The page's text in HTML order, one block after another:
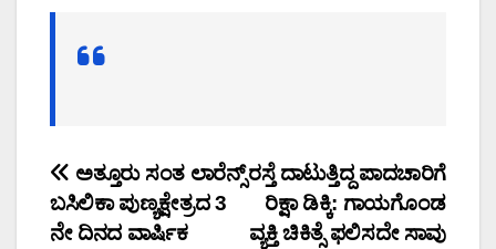
Post
navigation
ರಸ್ತೆ ದಾಟುತ್ತಿದ್ದ ಪಾದಚಾರಿಗೆ
ರಿಕ್ಷಾ ಡಿಕ್ಕಿ: ಗಾಯಗೊಂಡ
ವ್ಯಕ್ತಿ ಚಿಕಿತ್ಸೆ ಫಲಿಸದೇ ಸಾವು
ಅತ್ತೂರು ಸಂತ ಲಾರೆನ್ಸ್
ಬಸಿಲಿಕಾ ಪುಣ್ಯಕ್ಷೇತ್ರದ 3
ನೇ ದಿನದ ವಾರ್ಷಿಕ